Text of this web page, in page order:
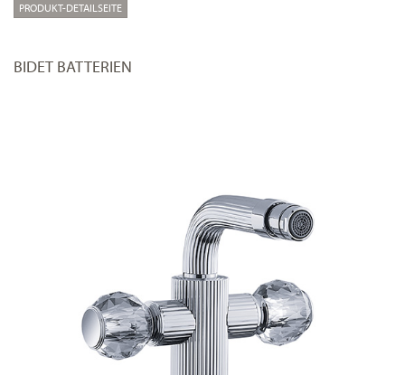
PRODUKT-DETAILSEITE
BIDET BATTERIEN